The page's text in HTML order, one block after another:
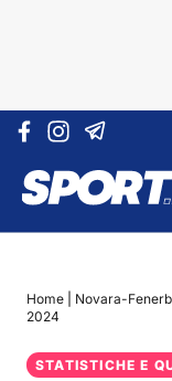
Vai al contenuto
Home
Novara-
2024
STATISTICHE E